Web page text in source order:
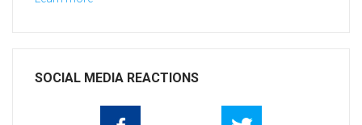
SOCIAL MEDIA REACTIONS